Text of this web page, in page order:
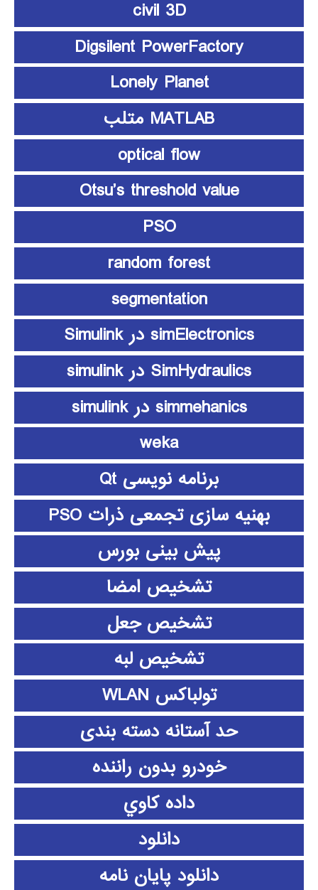
civil 3D
Digsilent PowerFactory
Lonely Planet
MATLAB متلب
optical flow
Otsu’s threshold value
PSO
random forest
segmentation
simElectronics در Simulink
SimHydraulics در simulink
simmehanics در simulink
weka
برنامه نویسی Qt
بهنیه سازی تجمعی ذرات PSO
پیش بینی بورس
تشخیص امضا
تشخیص جعل
تشخیص لبه
تولباکس WLAN
حد آستانه دسته بندی
خودرو بدون راننده
داده كاوي
دانلود
دانلود پايان نامه